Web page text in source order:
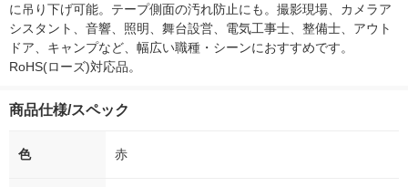
に吊り下げ可能。テープ側面の汚れ防止にも。撮影現場、カメラア
シスタント、音響、照明、舞台設営、電気工事士、整備士、アウト
ドア、キャンプなど、幅広い職種・シーンにおすすめです。
RoHS(ローズ)対応品。
商品仕様/スペック
色 赤